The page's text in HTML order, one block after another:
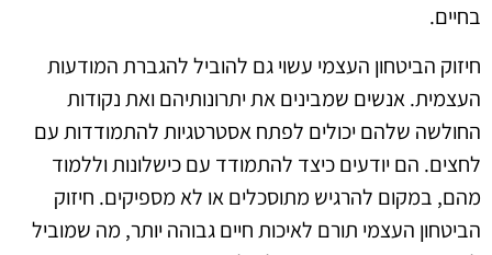
בחיים.
חיזוק הביטחון העצמי עשוי גם להוביל להגברת המודעות
העצמית. אנשים שמבינים את יתרונותיהם ואת נקודות
החולשה שלהם יכולים לפתח אסטרטגיות להתמודדות עם
לחצים. הם יודעים כיצד להתמודד עם כישלונות וללמוד
מהם, במקום להרגיש מתוסכלים או לא מספיקים. חיזוק
הביטחון העצמי תורם לאיכות חיים גבוהה יותר, מה שמוביל